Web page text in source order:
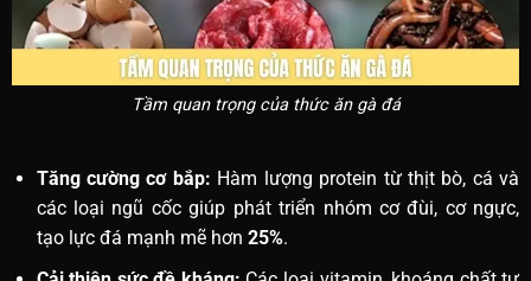
Tầm quan trọng của thức ăn gà đá
Tăng cường cơ bắp: Hàm lượng protein từ thịt bò, cá và
các loại ngũ cốc giúp phát triển nhóm cơ đùi, cơ ngực,
tạo lực đá mạnh mẽ hơn 25%.